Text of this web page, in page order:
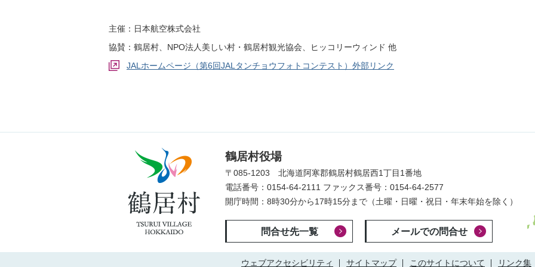
主催：日本航空株式会社
協賛：鶴居村、NPO法人美しい村・鶴居村観光協会、ヒッコリーウィンド 他
JALホームページ（第6回JALタンチョウフォトコンテスト）外部リンク
鶴
TSURUI
VILLAGE
HOKKAIDO
鶴居村役場
〒085-1203 北海道阿寒郡鶴居村鶴居西1丁目1番地
電話番号：0154-64-2111 ファックス番号：0154-64-2577
開庁時間：8時30分から17時15分まで （土曜・日曜・祝日・年末年始を除く）
問合せ先一覧 メールでの問合せ
ウェブアクセシビリティ サイトマップ このサイトについて リンク集